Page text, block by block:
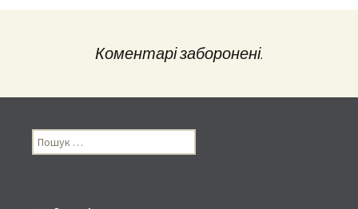
Коментарі заборонені.
Пошук: